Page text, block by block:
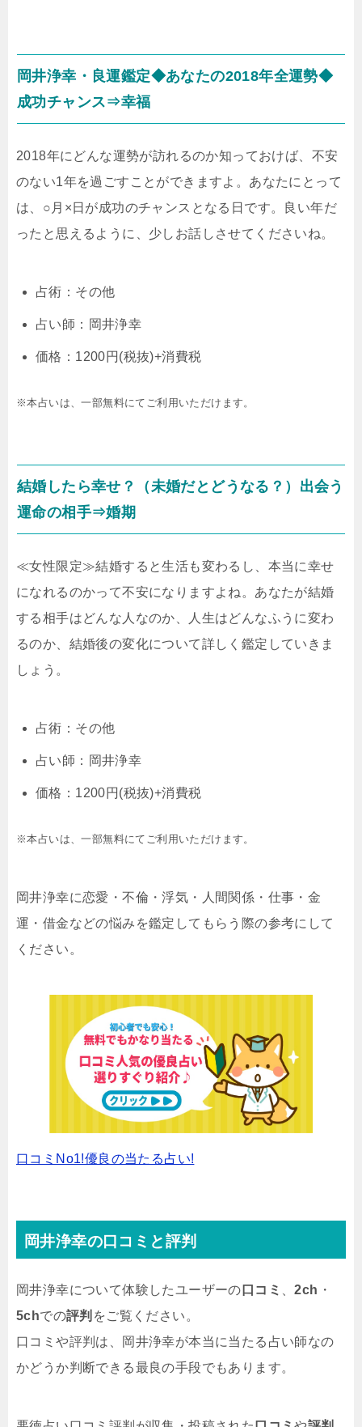
岡井浄幸・良運鑑定◆あなたの2018年全運勢◆
成功チャンス⇒幸福
2018年にどんな運勢が訪れるのか知っておけば、不安
のない1年を過ごすことができますよ。あなたにとって
は、○月×日が成功のチャンスとなる日です。良い年だ
ったと思えるように、少しお話しさせてくださいね。
占術：その他
占い師：岡井浄幸
価格：1200円(税抜)+消費税
※本占いは、一部無料にてご利用いただけます。
結婚したら幸せ？（未婚だとどうなる？）出会う
運命の相手⇒婚期
≪女性限定≫結婚すると生活も変わるし、本当に幸せ
になれるのかって不安になりますよね。あなたが結婚
する相手はどんな人なのか、人生はどんなふうに変わ
るのか、結婚後の変化について詳しく鑑定していきま
しょう。
占術：その他
占い師：岡井浄幸
価格：1200円(税抜)+消費税
※本占いは、一部無料にてご利用いただけます。
岡井浄幸に恋愛・不倫・浮気・人間関係・仕事・金
運・借金などの悩みを鑑定してもらう際の参考にして
ください。
口コミNo1!優良の当たる占い!
岡井浄幸の口コミと評判
岡井浄幸について体験したユーザーの 口コミ 、2ch ・
5chでの評判 をご覧ください。
口コミや評判は、岡井浄幸が本当に当たる占い師なの
かどうか判断できる最良の手段でもあります。